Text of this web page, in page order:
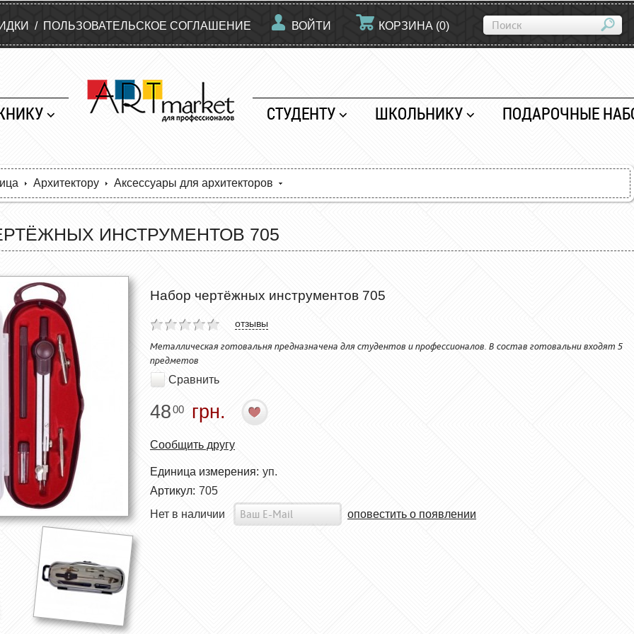
/ ПОЛЬЗОВАТЕЛЬСКОЕ СОГЛАШЕНИЕ ВОЙТИ КОРЗИНА (0)
СТУДЕНТУ ШКОЛЬНИКУ ПОДАРОЧНЫЕ
Архитектору Аксессуары для архитекторов
ИНСТРУМЕНТОВ 705
Набор чертёжных инструментов 705
отзывы
Металлическая готовальня предназначена для студентов и профессионалов. В состав готовальни входят 5
предметов
Сравнить
4800 грн.
Сообщить другу
Единица измерения: уп.
Артикул: 705
Нет в наличии
оповестить о появлении